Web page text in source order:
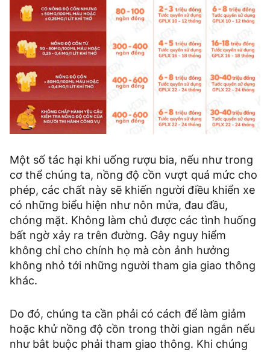
Một số tác hại khi uống rượu bia, nếu như trong
cơ thể chúng ta, nồng độ cồn vượt quá mức cho
phép, các chất này sẽ khiến người điều khiển xe
có những biểu hiện như nôn mửa, đau đầu,
chóng mặt. Không làm chủ được các tình huống
bất ngờ xảy ra trên đường. Gây nguy hiểm
không chỉ cho chính họ mà còn ảnh hưởng
không nhỏ tới những người tham gia giao thông
khác.
Do đó, chúng ta cần phải có cách để làm giảm
hoặc khử nồng độ cồn trong thời gian ngắn nếu
như bắt buộc phải tham giao thông. Khi chúng